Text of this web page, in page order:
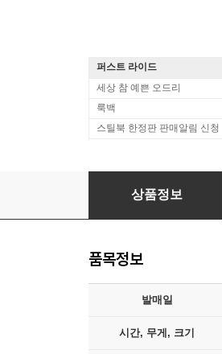
퍼스트 라이드
세상 참 예쁜 오드리
룩백
스틸북 한정판 판매알림 신청
라스트스탠드 : 블루레이
상품정보
품목정보
발매일
시간, 무게, 크기